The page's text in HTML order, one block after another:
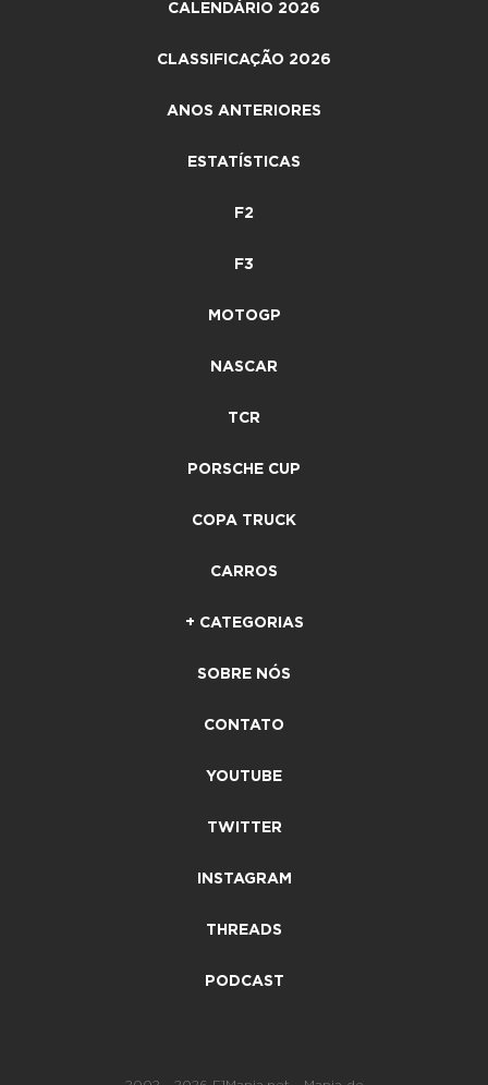
CALENDÁRIO 2026
CLASSIFICAÇÃO 2026
ANOS ANTERIORES
ESTATÍSTICAS
F2
F3
MOTOGP
NASCAR
TCR
PORSCHE CUP
COPA TRUCK
CARROS
+ CATEGORIAS
SOBRE NÓS
CONTATO
YOUTUBE
TWITTER
INSTAGRAM
THREADS
PODCAST